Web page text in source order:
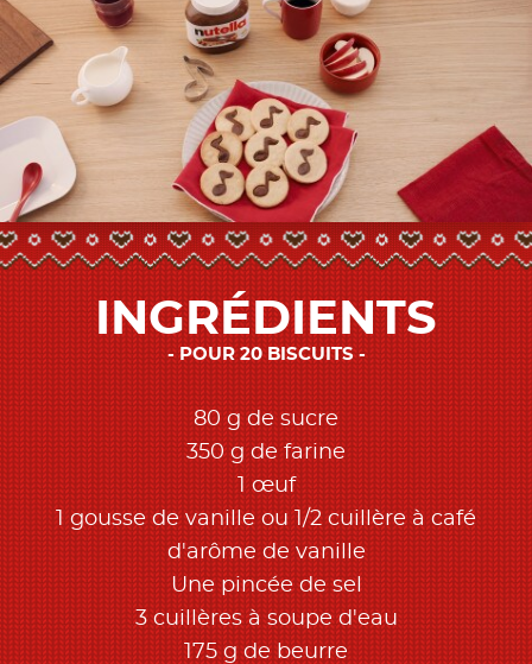
INGRÉDIENTS
POUR 20 BISCUITS
80 g de sucre
350 g de farine
1 œuf
1 gousse de vanille ou 1/2 cuillère à café
d'arôme de vanille
Une pincée de sel
3 cuillères à soupe d'eau
175 g de beurre